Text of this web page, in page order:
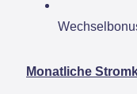
Monatliche